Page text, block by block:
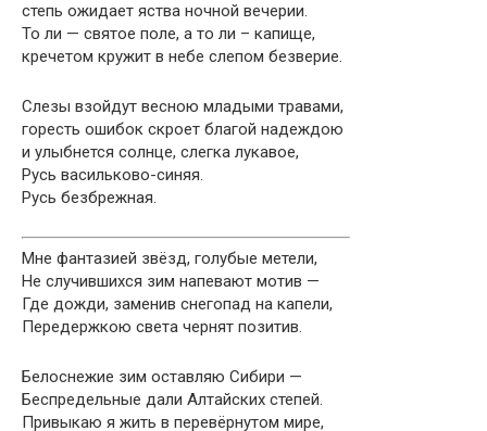
степь ожидает яства ночной вечерии.
То ли — святое поле, а то ли – капище,
кречетом кружит в небе слепом безверие.
Слезы взойдут весною младыми травами,
горесть ошибок скроет благой надеждою
и улыбнется солнце, слегка лукавое,
Русь васильково-синяя.
Русь безбрежная.
Мне фантазией звёзд, голубые метели,
Не случившихся зим напевают мотив —
Где дожди, заменив снегопад на капели,
Передержкою света чернят позитив.
Белоснежие зим оставляю Сибири —
Беспредельные дали Алтайских степей.
Привыкаю я жить в перевёрнутом мире,